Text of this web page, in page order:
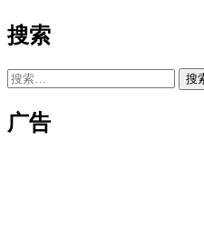
搜索
搜
广告